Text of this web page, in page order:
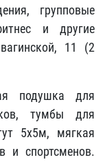
групповые
и другие
11 (2
подушка для
тумбы для
5x5м, мягкая
и спортсменов.